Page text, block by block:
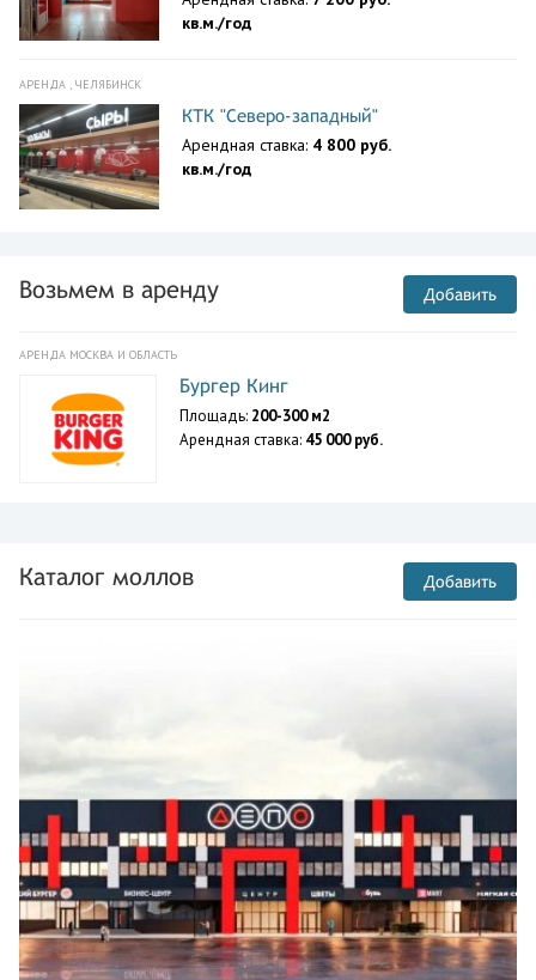
кв.м./год
АРЕНДА , ЧЕЛЯБИНСК
КТК "Северо-западный"
Арендная ставка: 4 800 руб.
кв.м./год
Возьмем в аренду Добавить
АРЕНДА МОСКВА И ОБЛАСТЬ
Бургер Кинг
Площадь: 200-300 м2
Арендная ставка: 45 000 руб.
Каталог моллов Добавить